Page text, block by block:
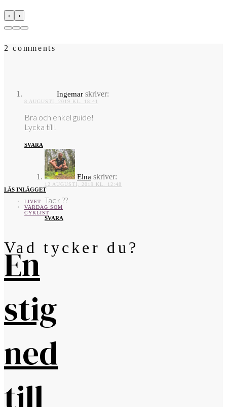
LÄS INLÄGGET
LIVET
VARDAG SOM
CYKLIST
En
stig
ned
till
‹ ›
2 comments
Ingemar skriver:
8 AUGUSTI, 2019 KL. 18:41
Bra och enkel guide!
Lycka till!
SVARA
Elna skriver:
12 AUGUSTI, 2019 KL. 12:48
Tack ??
SVARA
Vad tycker du?